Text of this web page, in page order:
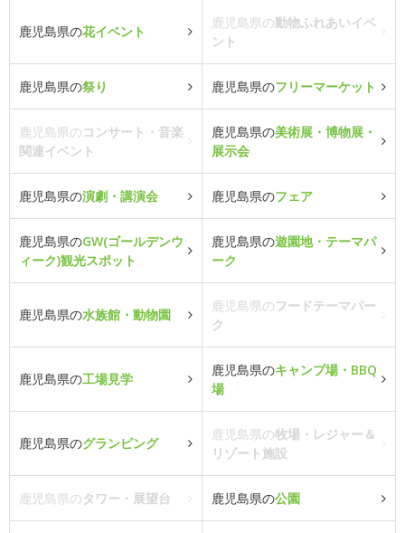
鹿児島県の花イベント
鹿児島県の動物ふれあいイベ
ント
鹿児島県の祭り 鹿児島県のフリーマーケット
鹿児島県のコンサート・音楽
関連イベント
鹿児島県の美術展・博物展・
展示会
鹿児島県の演劇・講演会 鹿児島県のフェア
鹿児島県のGW(ゴールデンウ
ィーク)観光スポット
鹿児島県の遊園地・テーマパ
ーク
鹿児島県の水族館・動物園
鹿児島県のフードテーマパー
ク
鹿児島県の工場見学
鹿児島県のキャンプ場・BBQ
場
鹿児島県のグランピング
鹿児島県の牧場・レジャー＆
リゾート施設
鹿児島県のタワー・展望台 鹿児島県の公園